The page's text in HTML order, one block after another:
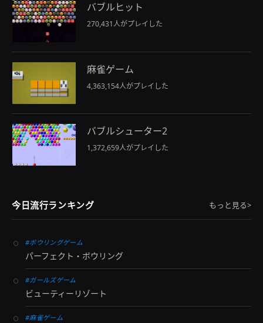
バブルヒット
270,431人がプレイした
麻雀ゲーム
4,363,154人がプレイした
バブルシューター2
1,372,659人がプレイした
今日流行ランキング もっと見る>
#ボウリングゲーム
パーフェクト・ボウリング
#ガールズゲーム
ビューティーリゾート
#麻雀ゲーム